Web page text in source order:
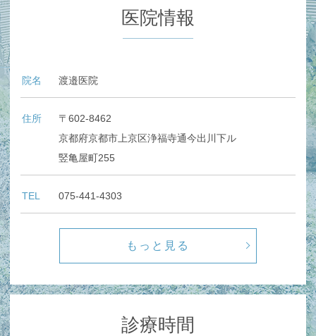
医院情報
院名 渡邉医院
住所
〒602-8462
京都府京都市上京区浄福寺通今出川下ル
竪亀屋町255
TEL 075-441-4303
もっと見る
診療時間